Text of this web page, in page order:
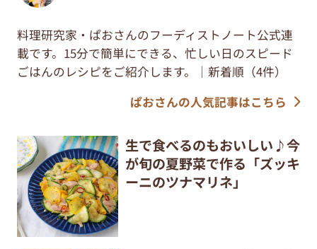
料理研究家・ぱおさんのフーディストノート公式連
載です。15分で簡単にできる、忙しい日のスピード
ごはんのレシピをご紹介します。｜新着順（4件）
ぱおさんの人気記事はこちら
生で食べるのもおいしい♪今
が旬の夏野菜で作る「ズッキ
ーニのツナマリネ」